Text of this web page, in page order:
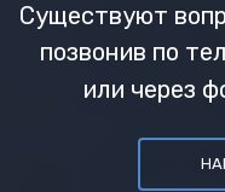
Существуют
позвонив по
или через